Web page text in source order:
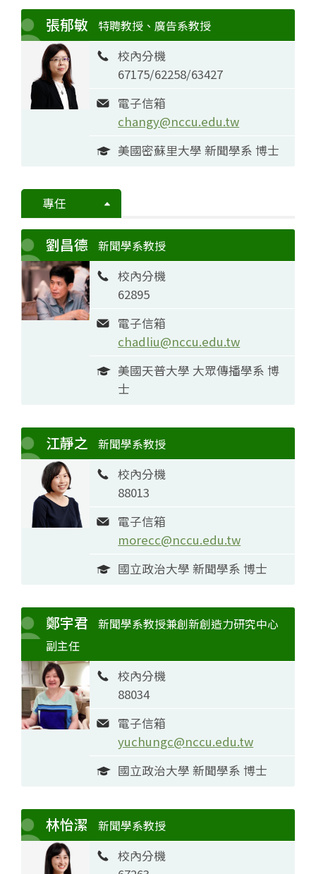
張郁敏 特聘教授、廣告系教授
校內分機
67175/62258/63427
電子信箱
changy@nccu.edu.tw
美國密蘇里大學 新聞學系 博士
專任
劉昌德 新聞學系教授
校內分機
62895
電子信箱
chadliu@nccu.edu.tw
美國天普大學 大眾傳播學系 博
士
江靜之 新聞學系教授
校內分機
88013
電子信箱
morecc@nccu.edu.tw
國立政治大學 新聞學系 博士
鄭宇君
新聞學系教授兼創新創造力研究中心
副主任
校內分機
88034
電子信箱
yuchungc@nccu.edu.tw
國立政治大學 新聞學系 博士
林怡潔 新聞學系教授
校內分機